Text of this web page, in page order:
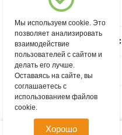
Магазин "Северный"
Покупательский сервис
Контакты
© 2004 - 2026 msever.ru.
Мы используем cookie. Это
позволяет анализировать
взаимодействие
пользователей с сайтом и
делать его лучше.
Оставаясь на сайте, вы
соглашаетесь с
использованием файлов
cookie.
Хорошо